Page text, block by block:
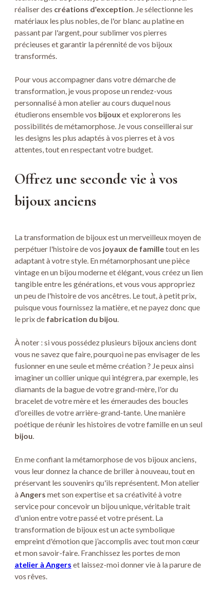
réaliser des créations d'exception . Je sélectionne les
matériaux les plus nobles, de l'or blanc au platine en
passant par l'argent, pour sublimer vos pierres
précieuses et garantir la pérennité de vos bijoux
transformés.
Pour vous accompagner dans votre démarche de
transformation, je vous propose un rendez-vous
personnalisé à mon atelier au cours duquel nous
étudierons ensemble vos bijoux et explorerons les
possibilités de métamorphose. Je vous conseillerai sur
les designs les plus adaptés à vos pierres et à vos
attentes, tout en respectant votre budget.
Offrez une seconde vie à vos
bijoux anciens
La transformation de bijoux est un merveilleux moyen de
perpétuer l'histoire de vos joyaux de familletout en les
adaptant à votre style. En métamorphosant une pièce
vintage en un bijou moderne et élégant, vous créez un lien
tangible entre les générations, et vous vous appropriez
un peu de l'histoire de vos ancêtres. Le tout, à petit prix,
puisque vous fournissez la matière, et ne payez donc que
le prix de fabrication du bijou.
À noter : si vous possédez plusieurs bijoux anciens dont
vous ne savez que faire, pourquoi ne pas envisager de les
fusionner en une seule et même création ? Je peux ainsi
imaginer un collier unique qui intégrera, par exemple, les
diamants de la bague de votre grand-mère, l'or du
bracelet de votre mère et les émeraudes des boucles
d'oreilles de votre arrière-grand-tante. Une manière
poétique de réunir les histoires de votre famille en un seul
bijou.
En me confiant la métamorphose de vos bijoux anciens,
vous leur donnez la chance de briller à nouveau, tout en
préservant les souvenirs qu'ils représentent. Mon atelier
àAngers met son expertise et sa créativité à votre
service pour concevoir un bijou unique, véritable trait
d'union entre votre passé et votre présent. La
transformation de bijoux est un acte symbolique
empreint d'émotion que j’accomplis avec tout mon cœur
et mon savoir-faire. Franchissez les portes de mon
atelier à Angers et laissez-moi donner vie à la parure de
vos rêves.